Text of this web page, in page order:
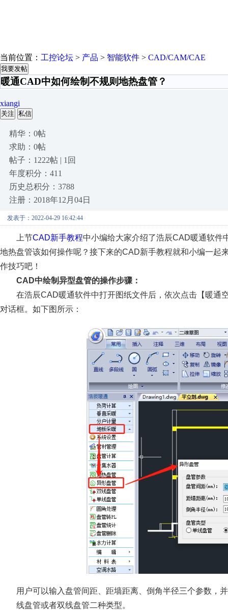
当前位置： 工控论坛 > 产品 > 智能软件 > CAD/CAM/CAE
我要发帖
暖通CAD中如何绘制不规则地热盘管？
xiangi
关注 私信
精华：0帖
求助：0帖
帖子：1222帖 | 1回
年度积分：411
历史总积分：3788
注册：2018年12月04日
发表于：2022-04-29 16:42:44
上节CAD新手教程中小编给大家介绍了浩辰CAD暖通软件
地热盘管该如何操作呢？接下来的CAD新手教程就和小编一起
作技巧吧！
CAD中绘制异型盘管的操作步骤：
在浩辰CAD暖通软件中打开图纸文件后，依次点击【暖
对话框。如下图所示：
用户可以输入盘管间距、距墙距离、倒角半径三个参数，
线盘管或者双线盘管二种类型。